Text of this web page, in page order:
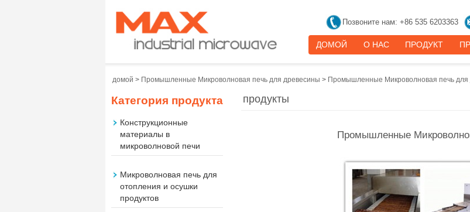
Позвоните нам: +86 535 6203363
ДОМОЙ О НАС ПРОДУКТ
домой > Промышленные Микроволновая печь для древесины > Промышленные Микроволновая печь для
Категория продукта
Конструкционные
материалы в
микроволновой печи
Микроволновая печь для
отопления и осушки
продуктов
продукты
Промышленные